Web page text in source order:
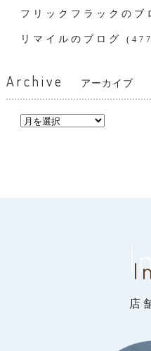
フリックフラックのブ
リマイルのブログ
Archive アーカイブ
店